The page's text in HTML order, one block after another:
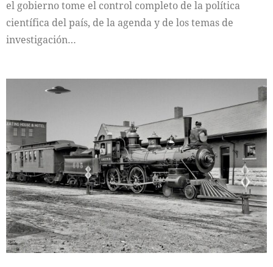
el gobierno tome el control completo de la política
científica del país, de la agenda y de los temas de
investigación…